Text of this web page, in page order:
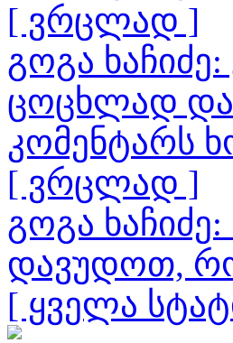
[ ვრცლად ]
გოგა
ცოცხლად
კომენტარს
[ ვრცლად ]
გოგა
დავუდოთ,
[ ყველა